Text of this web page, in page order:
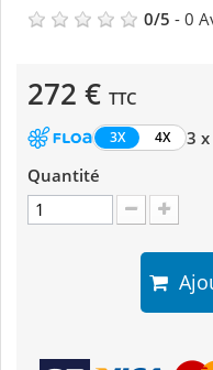
0/5 - 0
272 € TTC
3X 4X
3
Quantité